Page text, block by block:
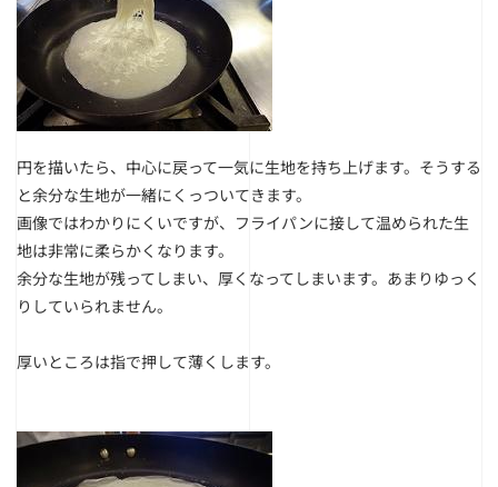
円を描いたら、中心に戻って一気に生地を持ち上げます。そうする
と余分な生地が一緒にくっついてきます。
画像ではわかりにくいですが、フライパンに接して温められた生
地は非常に柔らかくなります。
余分な生地が残ってしまい、厚くなってしまいます。あまりゆっく
りしていられません。
厚いところは指で押して薄くします。